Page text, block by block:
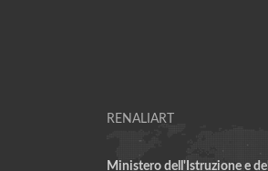
RENALIART
Ministero dell'Istruzione e del